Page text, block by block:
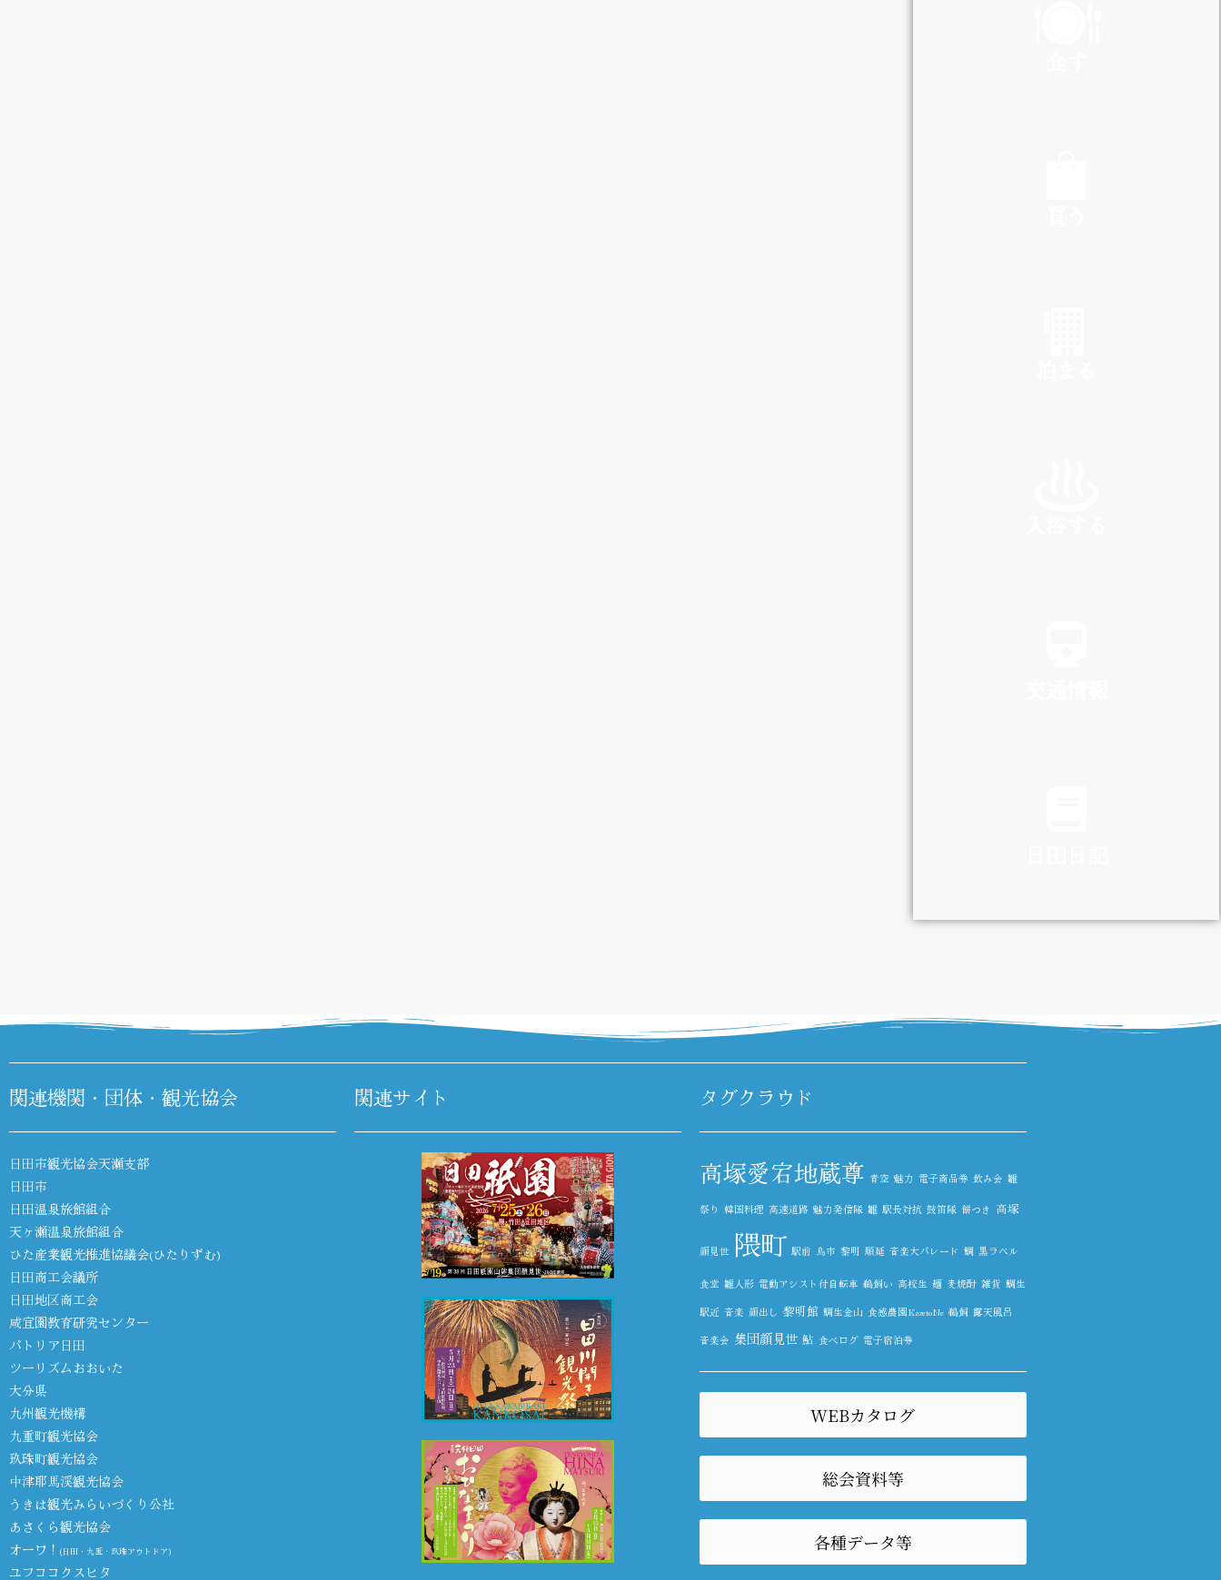
DIARY
関連機関・団体・観光協会
日田市観光協会天瀬支部
日田市
日田温泉旅館組合
天ヶ瀬温泉旅館組合
ひた産業観光推進協議会(ひたりずむ)
日田商工会議所
日田地区商工会
咸宜園教育研究センター
パトリア日田
ツーリズムおおいた
大分県
九州観光機構
九重町観光協会
玖珠町観光協会
中津耶馬渓観光協会
うきは観光みらいづくり公社
あさくら観光協会
オーワ！ (日田・九重・玖珠アウトドア)
ユフココクスヒタ
関連サイト タグクラウド
高塚愛宕地蔵尊 青空 魅力 電子商品券 飲み会 雛
祭り 韓国料理 高速道路 魅力発信隊 雛 駅長対抗 鼓笛隊 餅つき 高塚
顔見世 隈町 駅前 鳥市 黎明 順延 音楽大パレード 鯛 黒ラベル
食堂 雛人形 電動アシスト付自転車 鵜飼い 高校生 麺 麦焼酎 雑貨 鯛生
駅近 音楽 顔出し 黎明館 鯛生金山 食感農園KazetoNe 鵜飼 露天風呂
音楽会 集団顔見世 鮎 食べログ 電子宿泊券
WEBカタログ
総会資料等
各種データ等